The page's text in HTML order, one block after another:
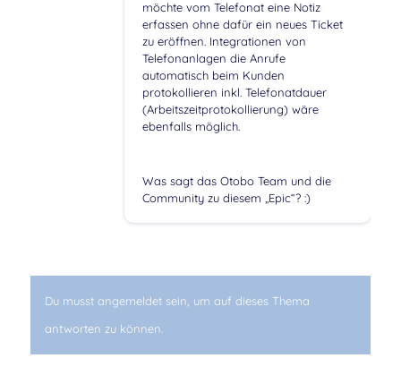
möchte vom Telefonat eine Notiz
erfassen ohne dafür ein neues Ticket
zu eröffnen. Integrationen von
Telefonanlagen die Anrufe
automatisch beim Kunden
protokollieren inkl. Telefonatdauer
(Arbeitszeitprotokollierung) wäre
ebenfalls möglich.
Was sagt das Otobo Team und die
Community zu diesem „Epic“? :)
Du musst angemeldet sein, um auf dieses Thema
antworten zu können.